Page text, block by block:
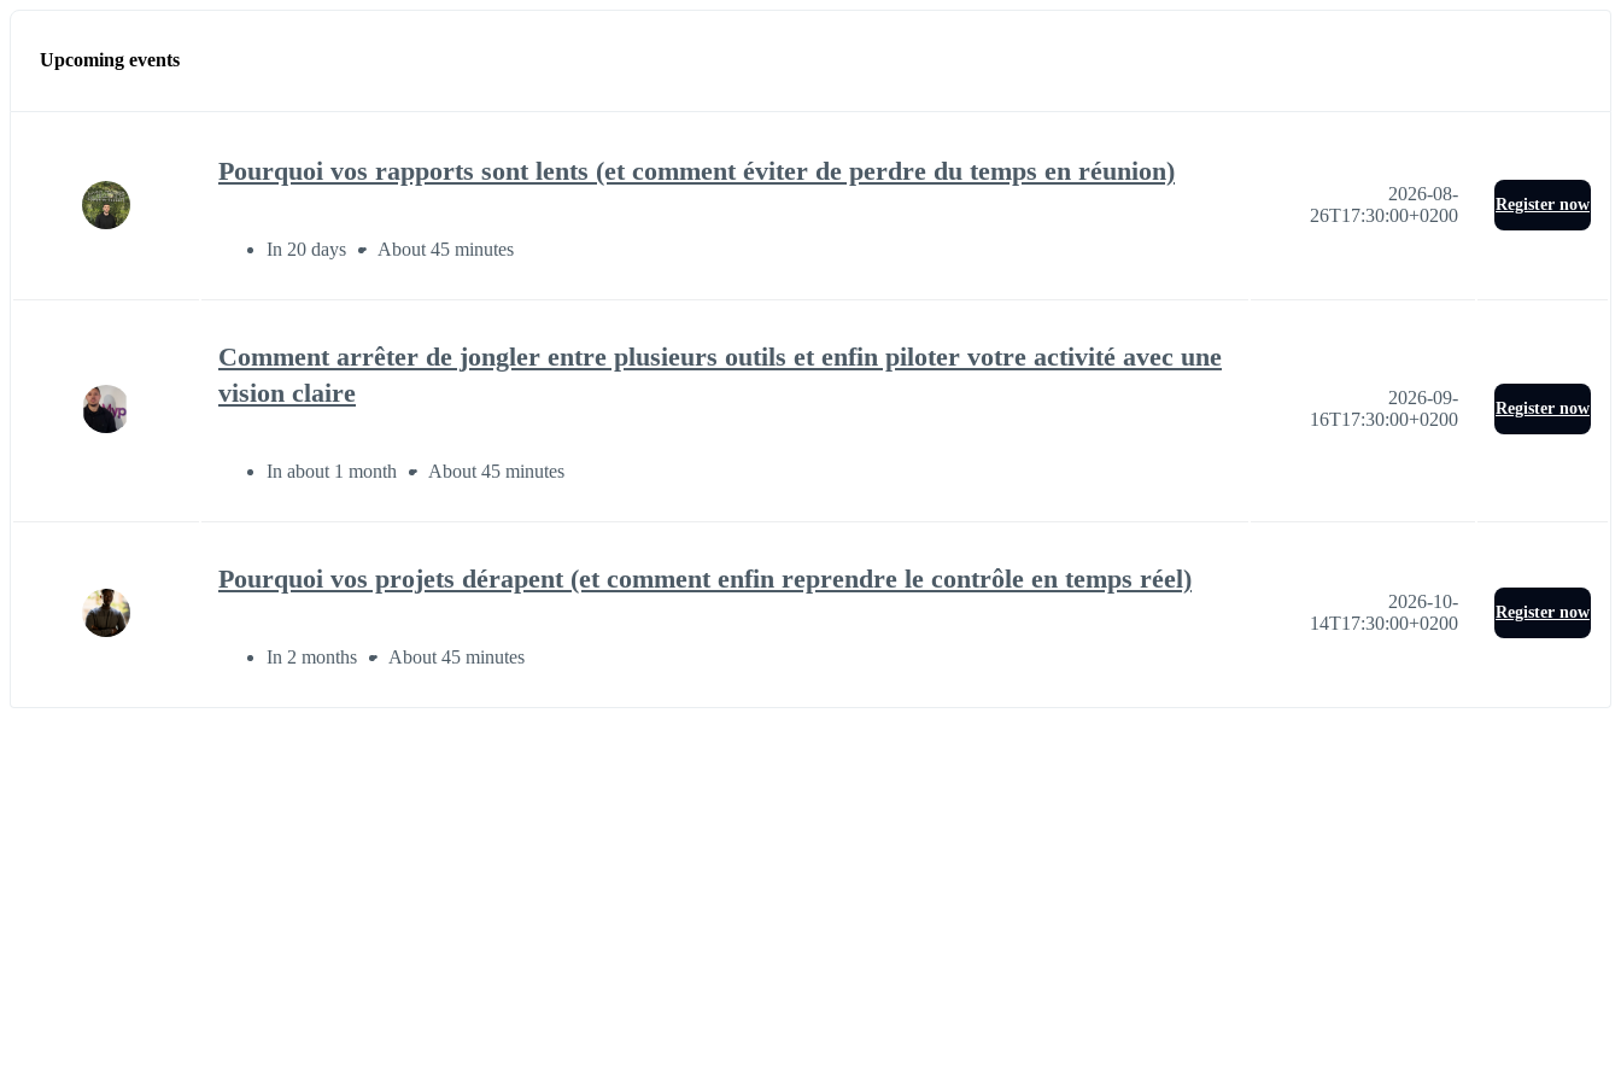
Upcoming events
Pourquoi vos rapports sont lents (et comment éviter de perdre du temps en réunion)
In 20 days About 45 minutes
2026-08-
26T17:30:00+0200
Register now
Comment arrêter de jongler entre plusieurs outils et enfin piloter votre activité avec une
vision claire
In about 1 month About 45 minutes
2026-09-
16T17:30:00+0200
Register now
Pourquoi vos projets dérapent (et comment enfin reprendre le contrôle en temps réel)
In 2 months About 45 minutes
2026-10-
14T17:30:00+0200
Register now